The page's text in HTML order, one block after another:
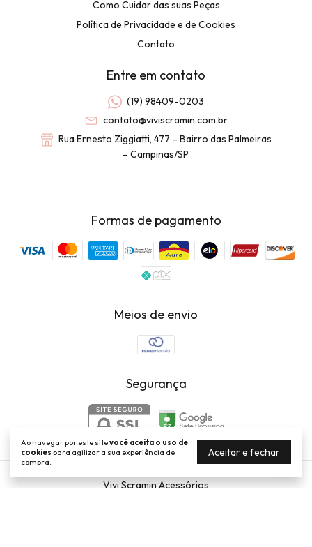
Ao navegar por este sitevocê aceita o uso de
cookies para agilizar a sua experiência de
compra.
Aceitar e fechar
Como Cuidar das suas Peças
Política de Privacidade e de Cookies
Contato
Entre em contato
(19) 98409-0203
contato@viviscramin.com.br
Rua Ernesto Ziggiatti, 477 – Bairro das Palmeiras
– Campinas/SP
Formas de pagamento
Meios de envio
Segurança
Vivi Scramin Acessórios